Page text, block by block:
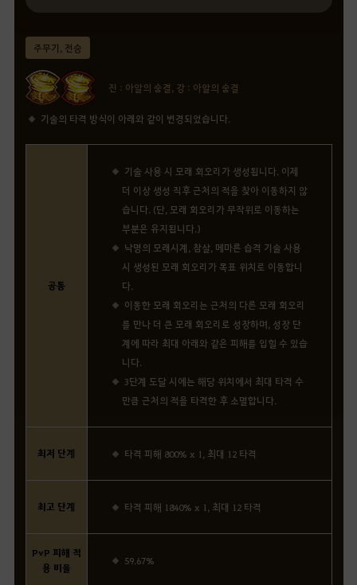
주무기, 전승
진 : 아알의 숨결, 강 : 아알의 숨결
기술의 타격 방식이 아래와 같이 변경되었습니다.
공통
기술 사용 시 모래 회오리가 생성됩니다. 이제
더 이상 생성 직후 근처의 적을 찾아 이동하지 않
습니다. (단, 모래 회오리가 무작위로 이동하는
부분은 유지됩니다.)
낙명의 모래시계, 참살, 메마른 습격 기술 사용
시 생성된 모래 회오리가 목표 위치로 이동합니
다.
이동한 모래 회오리는 근처의 다른 모래 회오리
를 만나 더 큰 모래 회오리로 성장하며, 성장 단
계에 따라 최대 아래와 같은 피해를 입힐 수 있습
니다.
3단계 도달 시에는 해당 위치에서 최대 타격 수
만큼 근처의 적을 타격한 후 소멸합니다.
최저 단계 타격 피해 800% x 1, 최대 12 타격
최고 단계 타격 피해 1840% x 1, 최대 12 타격
PvP 피해 적
용 비율
59.67%